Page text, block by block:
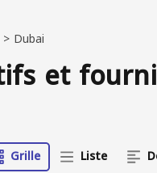
> Dubai
et
Grille Liste